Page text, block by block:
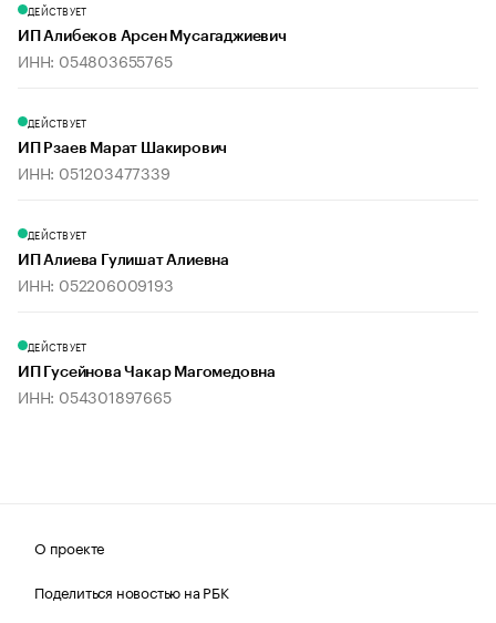
ДЕЙСТВУЕТ
ИП Алибеков Арсен Мусагаджиевич
ИНН: 054803655765
ДЕЙСТВУЕТ
ИП Рзаев Марат Шакирович
ИНН: 051203477339
ДЕЙСТВУЕТ
ИП Алиева Гулишат Алиевна
ИНН: 052206009193
ДЕЙСТВУЕТ
ИП Гусейнова Чакар Магомедовна
ИНН: 054301897665
О проекте
Поделиться новостью на РБК